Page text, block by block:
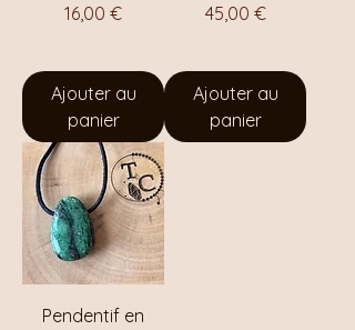
Prix
16,00 €
Ajouter au
panier
Prix
45,00 €
Ajouter au
panier
Pendentif en